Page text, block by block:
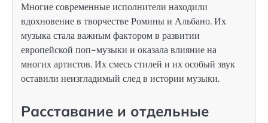
Многие современные исполнители находили
вдохновение в творчестве Ромины и Альбано. Их
музыка стала важным фактором в развитии
европейской поп-музыки и оказала влияние на
многих артистов. Их смесь стилей и их особый звук
оставили неизгладимый след в истории музыки.
Расставание и отдельные